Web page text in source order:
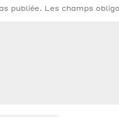
publiée. Les champs